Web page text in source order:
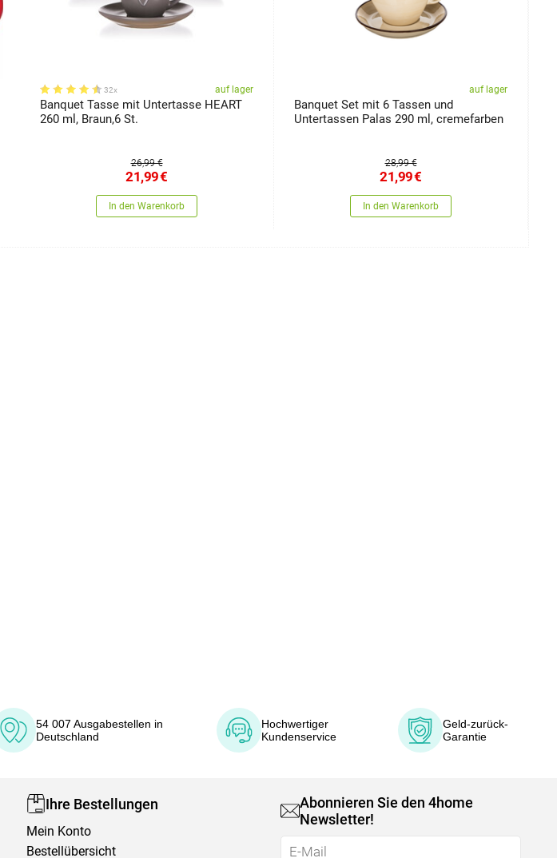
32x auf lager
Banquet Tasse mit Untertasse HEART
260 ml, Braun,6 St.
26,99 €
21,99€
In den Warenkorb
auf lager
Banquet Set mit 6 Tassen und
Untertassen Palas 290 ml, cremefarben
28,99 €
21,99€
In den Warenkorb
54 007 Ausgabestellen in
Deutschland
Hochwertiger
Kundenservice
Geld-zurück-
Garantie
Ihre Bestellungen
Mein Konto
Bestellübersicht
Abonnieren Sie den 4home
Newsletter!